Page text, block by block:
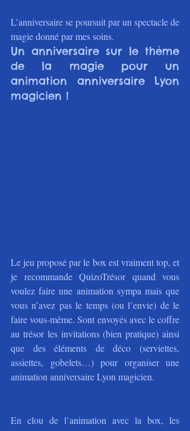
L’anniversaire se poursuit par un spectacle de
magie donné par mes soins.
Un anniversaire sur le thème
de la magie pour un
animation anniversaire Lyon
magicien !
Le jeu proposé par le box est vraiment top, et
je recommande QuizoTrésor quand vous
voulez faire une animation sympa mais que
vous n’avez pas le temps (ou l’envie) de le
faire vous-même. Sont envoyés avec le coffre
au trésor les invitations (bien pratique) ainsi
que des éléments de déco (serviettes,
assiettes, gobelets…) pour organiser une
animation anniversaire Lyon magicien.
En clou de l’animation avec la box, les